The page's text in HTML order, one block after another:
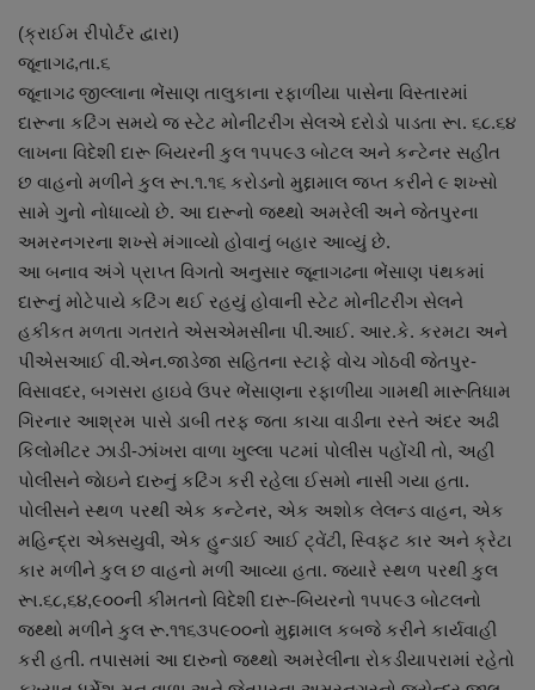
જુનાગઢ
Support US
બજારના સમાચાર
નાણાંકીય સમાચાર
સ્થાનિક સમાચાર
સ્પોર્ટ્સ
રાશિફળ
ગુનાખોરી
બોલિવૂડ
સ્વાસ્થ્ય
(ક્રાઈમ રીપોર્ટર દ્વારા)
જૂનાગઢ,તા.૬
જૂનાગઢ જીલ્લાના ભેંસાણ તાલુકાના રફાળીયા પાસેના વિસ્તારમાં
દારૂના કટિંગ સમયે જ સ્ટેટ મોનીટરીંગ સેલએ દરોડો પાડતા રૂા. ૬૮.૬૪
લાખના વિદેશી દારૂ બિયરની કુલ ૧૫૫૯૩ બોટલ અને કન્ટેનર સહીત
છ વાહનો મળીને કુલ રૂા.૧.૧૬ કરોડનો મુદ્દામાલ જપ્ત કરીને ૯ શખ્સો
સામે ગુનો નોધાવ્યો છે. આ દારૂનો જથ્થો અમરેલી અને જેતપુરના
અમરનગરના શખ્સે મંગાવ્યો હોવાનું બહાર આવ્યું છે.
આ બનાવ અંગે પ્રાપ્ત વિગતો અનુસાર જૂનાગઢના ભેંસાણ પંથકમાં
દારૂનું મોટેપાયે કટિંગ થઈ રહયું હોવાની સ્ટેટ મોનીટરીંગ સેલને
હકીકત મળતા ગતરાતે એસએમસીના પી.આઈ. આર.કે. કરમટા અને
પીએસઆઈ વી.એન.જાડેજા સહિતના સ્ટાફે વોચ ગોઠવી જેતપુર-
વિસાવદર, બગસરા હાઇવે ઉપર ભેંસાણના રફાળીયા ગામથી મારૂતિધામ
ગિરનાર આશ્રમ પાસે ડાબી તરફ જતા કાચા વાડીના રસ્તે અંદર અઢી
કિલોમીટર ઝાડી-ઝાંખરા વાળા ખુલ્લા પટમાં પોલીસ પહોંચી તો, અહી
પોલીસને જાેઇને દારુનું કટિંગ કરી રહેલા ઈસમો નાસી ગયા હતા.
પોલીસને સ્થળ પરથી એક કન્ટેનર, એક અશોક લેલન્ડ વાહન, એક
મહિન્દ્રા એક્સયુવી, એક હુન્ડાઈ આઈ ટ્વેંટી, સ્વિફ્ટ કાર અને ક્રેટા
કાર મળીને કુલ છ વાહનો મળી આવ્યા હતા. જયારે સ્થળ પરથી કુલ
રૂા.૬૮,૬૪,૯૦૦ની કીમતનો વિદેશી દારૂ-બિયરનો ૧૫૫૯૩ બોટલનો
જથ્થો મળીને કુલ રૂ.૧૧૬૩૫૯૦૦નો મુદ્દામાલ કબજે કરીને કાર્યવાહી
કરી હતી. તપાસમાં આ દારુનો જથ્થો અમરેલીના રોકડીયાપરામાં રહેતો